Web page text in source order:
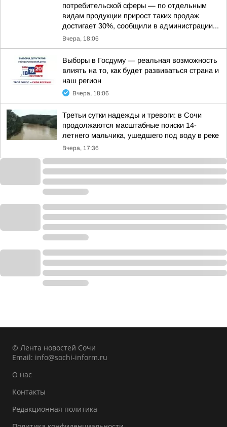
потребительской сферы — по отдельным
видам продукции прирост таких продаж
достигает 30%, сообщили в администрации...
Вчера, 18:06
Выборы в Госдуму — реальная возможность
влиять на то, как будет развиваться страна и
наш регион
Вчера, 18:06
Третьи сутки надежды и тревоги: в Сочи
продолжаются масштабные поиски 14-
летнего мальчика, ушедшего под воду в реке
Вчера, 17:36
© Лента новостей Сочи
Email: info@sochi-inform.ru
О нас
Контакты
Редакционная политика